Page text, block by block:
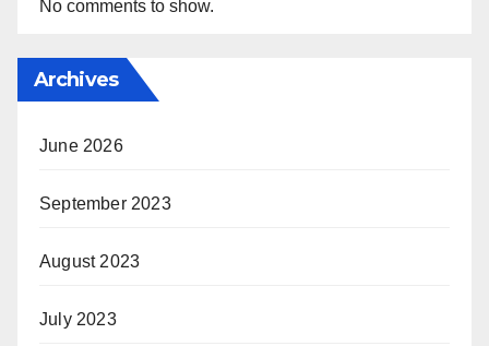
No comments to show.
Archives
June 2026
September 2023
August 2023
July 2023